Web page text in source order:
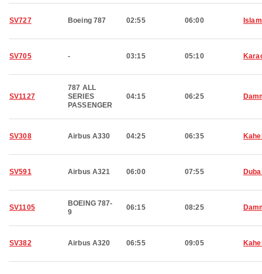
SV727 Boeing 787 02:55 06:00
SV705 - 03:15 05:10
SV1127
787 ALL
SERIES
PASSENGER
04:15 06:25
SV308 Airbus A330 04:25 06:35
SV591 Airbus A321 06:00 07:55
SV1105
BOEING 787-
9
06:15 08:25
SV382 Airbus A320 06:55 09:05